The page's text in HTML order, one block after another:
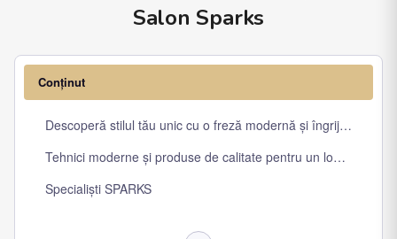
Salon Sparks
Conținut
Descoperă stilul tău unic cu o freză modernă și îngrijită!
Tehnici moderne și produse de calitate pentru un look perfect!
Specialiști SPARKS